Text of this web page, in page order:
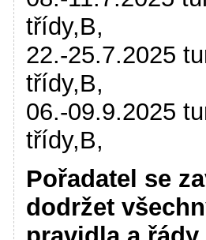
třídy,B,
22.-25.7.2025
třídy,B,
06.-09.9.2025
třídy,B,
Pořadatel se
dodržet